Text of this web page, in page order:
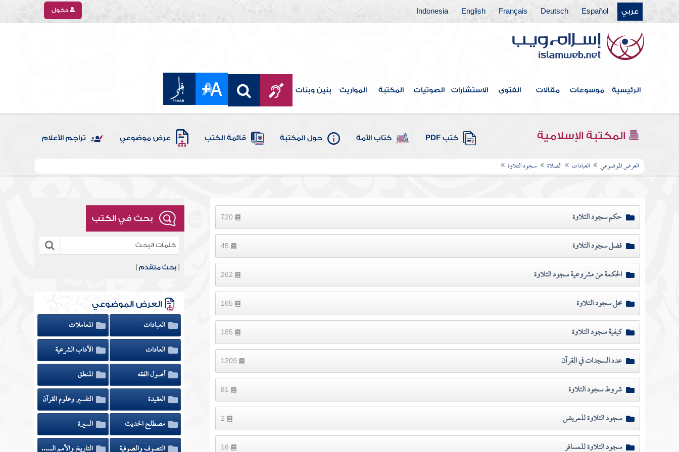
عربي Español
Deutsch
Français
English
Indonesia دخول
الرئيسية موسوعات مقالات الفتوى الاستشارات الصوتيات المكتبة المواريث بنين وبنات
المكتبة الإسلامية كتب PDF كتاب الأمة حول المكتبة قائمة الكتب عرض موضوعي تراجم الأعلام
العرض الموضوعي العبادات الصلاة سجود التلاوة
حكم سجود التلاوة
فضل سجود التلاوة
الحكمة من مشروعية سجود التلاوة
محل سجود التلاوة
كيفية سجود التلاوة
عدد السجدات في القرآن
شروط سجود التلاوة
سجود التلاوة للمريض
سجود التلاوة للمسافر
بحث في الكتب
[بحث متقدم ]
العرض الموضوعي
العبادات
المعاملات
العادات
الآداب الشرعية
أصول الفقه
المنطق
العقيدة
التفسير وعلوم القرآن
مصطلح الحديث
السيرة
التصوف والصوفية
التاريخ والأمم السابقة